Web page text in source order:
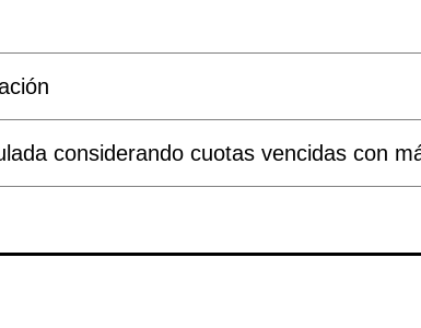
considerando cuotas vencidas con